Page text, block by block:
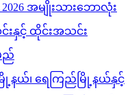
2026 အမျိုးသားဘောလုံး
းနှင့် ထိုင်းအသင်း
ည်
ြို့နယ်၊ ရေကြည်မြို့နယ်နှင့်